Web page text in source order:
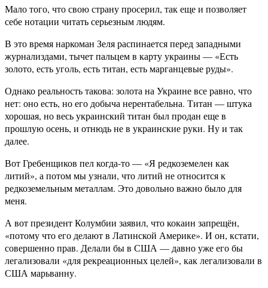
Мало того, что свою страну просерил, так еще и позволяет
себе нотации читать серьезным людям.
В это время наркоман Зеля распинается перед западными
журнализдами, тычет пальцем в карту украины — «Есть
золото, есть уголь, есть титан, есть марганцевые руды».
Однако реальность такова: золота на Украине все равно, что
нет: оно есть, но его добыча нерентабельна. Титан — штука
хорошая, но весь украинский титан был продан еще в
прошлую осень, и отнюдь не в украинские руки. Ну и так
далее.
Вот Гребенщиков пел когда-то — «Я редкоземелен как
литий», а потом мы узнали, что литий не относится к
редкоземельным металлам. Это довольно важно было для
меня.
А вот президент Колумбии заявил, что кокаин запрещён,
«потому что его делают в Латинской Америке». И он, кстати,
совершенно прав. Делали бы в США — давно уже его бы
легализовали «для рекреационных целей», как легализовали в
США марьванну.